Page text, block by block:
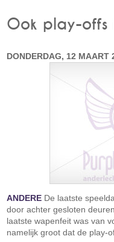
Ook play-offs
DONDERDAG, 12
ANDERE De laatste
door achter gesloten
laatste wapenfeit was van
namelijk groot dat de play-